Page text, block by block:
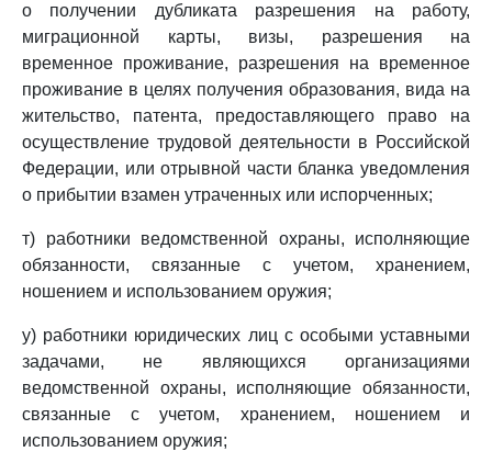
о получении дубликата разрешения на работу,
миграционной карты, визы, разрешения на
временное проживание, разрешения на временное
проживание в целях получения образования, вида на
жительство, патента, предоставляющего право на
осуществление трудовой деятельности в Российской
Федерации, или отрывной части бланка уведомления
о прибытии взамен утраченных или испорченных;
т) работники ведомственной охраны, исполняющие
обязанности, связанные с учетом, хранением,
ношением и использованием оружия;
у) работники юридических лиц с особыми уставными
задачами, не являющихся организациями
ведомственной охраны, исполняющие обязанности,
связанные с учетом, хранением, ношением и
использованием оружия;